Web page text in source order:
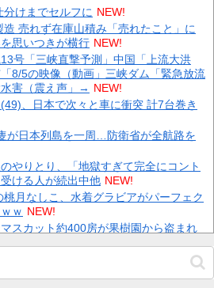
辰哉が「アナザースカイ」出演 どちら
山を訪れる 他 NEW!
版『メイドインアビス』第一部の主題
してもどんどん駆け上がってるな』
の真の友情ゲーが黎絶に爆誕 他 NEW!
リさん…なんとバルセロナへ移籍ｗｗ
＆パフィー亜美、レアな夫婦ショッ
テーキ定食1500円、ガチで美味そう
はいけない植物」を小学校に植えた→20
」衝撃の光景が・・・ NEW!
死に頼んだらこうなるｗｗｗ
NEW!
RSS
分けまでセルフに NEW!
売れず在庫山積み「売れたこと」に
思いつきが横行 NEW!
号「三峡直撃予測」中国「上流大洪
8/5の映像（動画」三峡ダム「緊急放流
水害（震え声」→ NEW!
、日本で次々と車に衝突 計7台巻き
が日本列島を一周…防衛省が全航路を
やりとり、「地獄すぎて完全にコント
ける人が続出中他 NEW!
桃月なしこ、水着グラビアがパーフェク
ｗ NEW!
マスカット約400房が果樹園から盗まれ
子持ち)の人妻ボディｗ
樹コーチが体調不良でベンチ外、2軍